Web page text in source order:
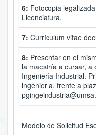
6: Fotocopia
Licenciatura.
7: Currículum vitae
8: Presentar en el
la maestría a cursar, a
Ingeniería Industrial.
ingeniería, frente a
Modelo de Solicitud